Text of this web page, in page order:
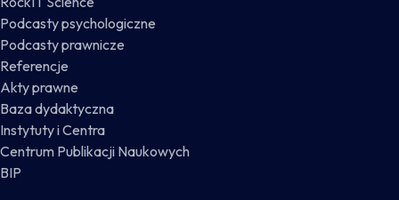
Podcasty psychologiczne
Podcasty prawnicze
Referencje
Akty prawne
Baza dydaktyczna
Instytuty i Centra
Centrum Publikacji Naukowych
BIP